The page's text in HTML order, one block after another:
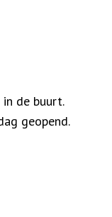
de buurt.
geopend.